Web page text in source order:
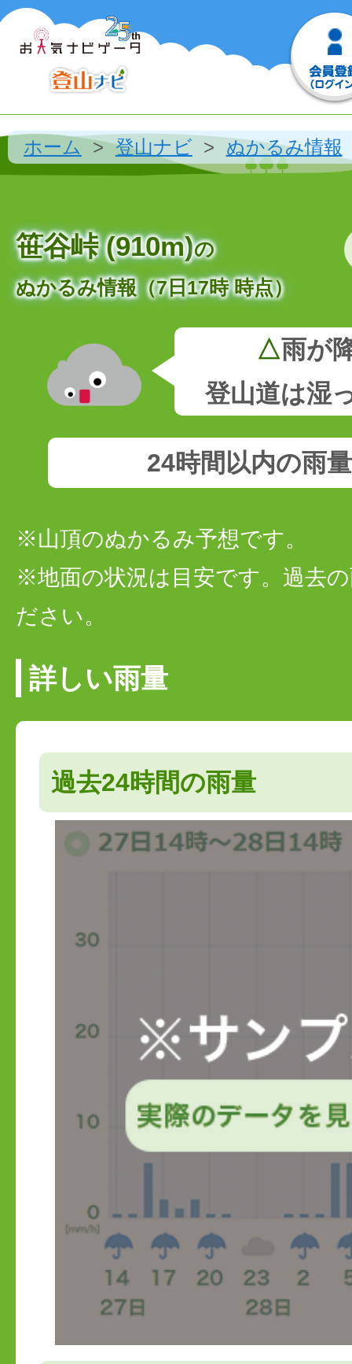
ホーム 登山ナビ ぬかるみ情報
笹谷峠 (910m)の
ぬかるみ情報（7日17時 時点）
△雨が
登山道は湿
24時間以内の雨
※山頂のぬかるみ予想です。
※地面の状況は目安です。過去
ださい。
詳しい雨量
過去24時間の雨量